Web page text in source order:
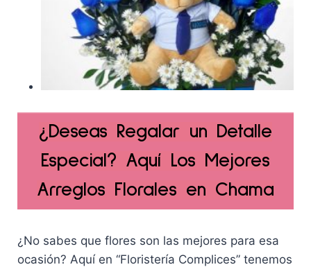
¿Deseas Regalar un Detalle
Especial? Aquí Los Mejores
Arreglos Florales en Chama
¿No sabes que flores son las mejores para esa
ocasión? Aquí en “Floristería Complices” tenemos